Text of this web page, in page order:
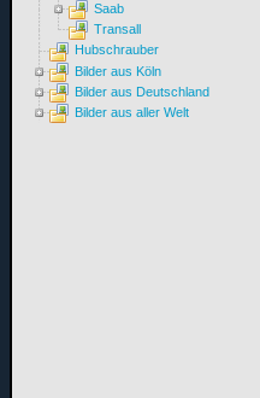
Saab
Transall
Hubschrauber
Bilder aus Köln
Bilder aus Deutschland
Bilder aus aller Welt